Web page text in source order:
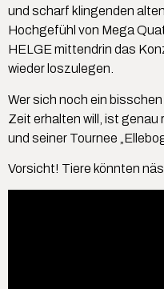
und scharf klingenden
Hochgefühl von Mega
HELGE mittendrin das
wieder loszulegen.
Wer sich noch ein
Zeit erhalten will, ist
und seiner Tournee
Vorsicht! Tiere könnten